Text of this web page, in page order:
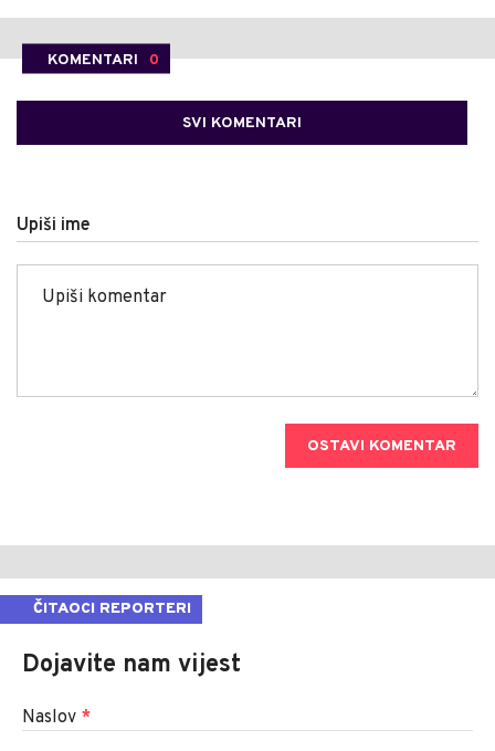
KOMENTARI 0
SVI KOMENTARI
Upiši ime
OSTAVI KOMENTAR
ČITAOCI REPORTERI
Dojavite nam vijest
Naslov *